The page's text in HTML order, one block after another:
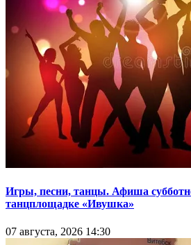
Игры, песни, танцы. Афиша
танцплощадке «Ивушка»
07 августа, 2026 14:30